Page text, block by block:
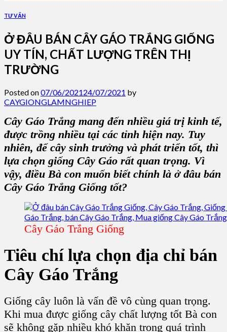
TƯ VẤN
Ở ĐÂU BÁN CÂY GÁO TRẮNG GIỐNG
UY TÍN, CHẤT LƯỢNG TRÊN THỊ
TRƯỜNG
Posted on07/06/202124/07/2021 by
CAYGIONGLAMNGHIEP
Cây Gáo Trắng mang đến nhiều giá trị kinh tế,
được trồng nhiều tại các tỉnh hiện nay. Tuy
nhiên, để cây sinh trưởng và phát triển tốt, thì
lựa chọn giống Cây Gáo rất quan trọng. Vì
vậy, điều Bà con muốn biết chính là ở đâu bán
Cây Gáo Trắng Giống tốt?
Cây Gáo Trắng Giống
Tiêu chí lựa chọn địa chỉ bán
Cây Gáo Trắng
Giống cây luôn là vấn đề vô cùng quan trọng.
Khi mua được giống cây chất lượng tốt Bà con
sẽ không gặp nhiều khó khăn trong quá trình